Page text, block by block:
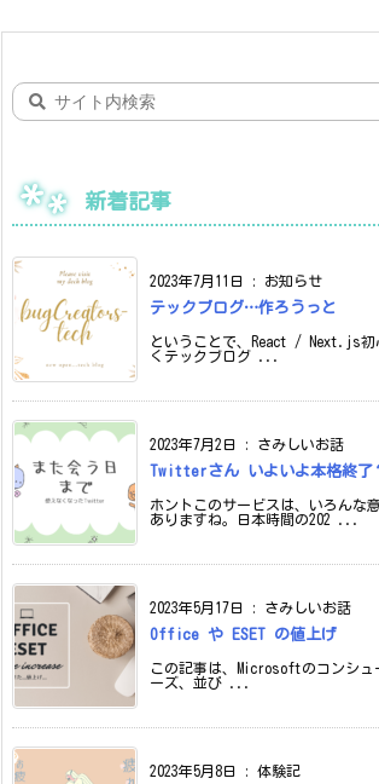
新着記事
2023年7月11日 : お知らせ
テックブログ…作ろうっと
ということで、React / Next.js初
くテックブログ ...
2023年7月2日 : さみしいお話
Twitterさん いよいよ本格終了
ホントこのサービスは、いろんな
ありますね。日本時間の202 ...
2023年5月17日 : さみしいお話
Office や ESET の値上げ
この記事は、Microsoftのコンシ
ーズ、並び ...
2023年5月8日 : 体験記